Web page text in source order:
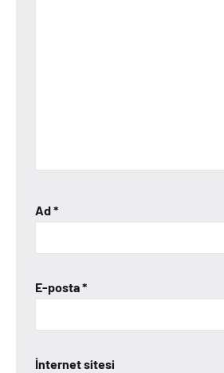
Ad*
E-posta*
İnternet sitesi